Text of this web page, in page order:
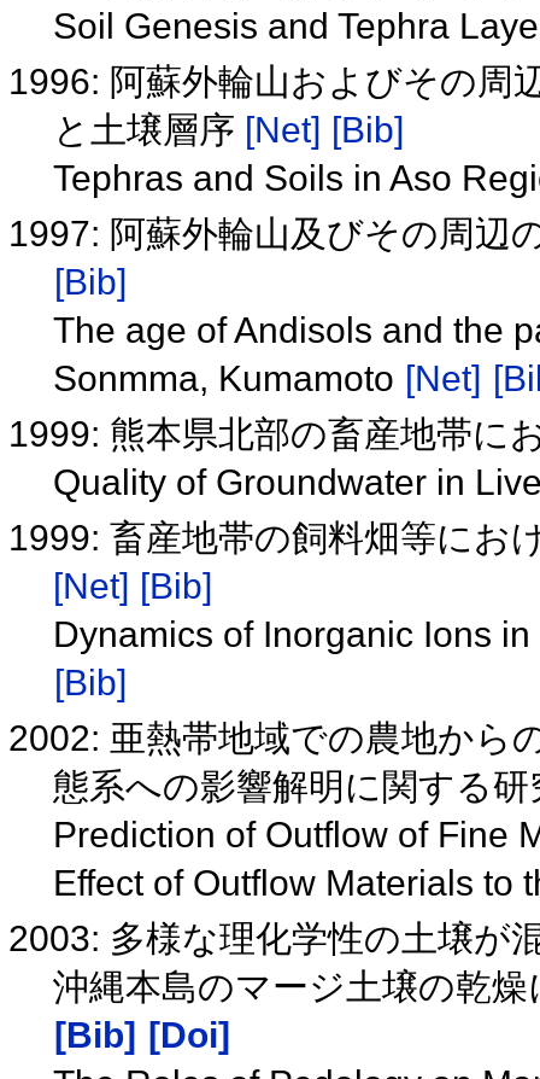
Soil Genesis and Tephra
1996: 阿蘇外輪山およびその周
と土壌層序 [Net] [Bib]
Tephras and Soils in Aso
1997: 阿蘇外輪山及びその周辺
[Bib]
The age of Andisols and the
Sonmma, Kumamoto [Net]
1999: 熊本県北部の畜産地帯に
Quality of Groundwater in
1999: 畜産地帯の飼料畑等にお
[Net] [Bib]
Dynamics of Inorganic Ions
[Bib]
2002: 亜熱帯地域での農地から
態系への影響解明に関する
Prediction of Outflow of Fine
Effect of Outflow Materials to
2003: 多様な理化学性の土壌が
沖縄本島のマージ土壌の乾
[Bib]
[Doi]